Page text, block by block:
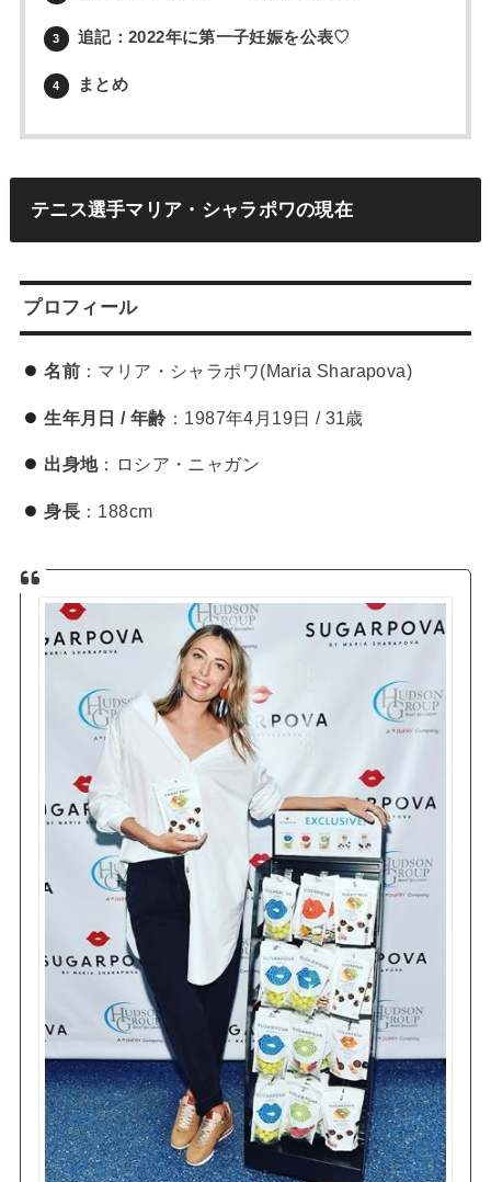
3 追記：2022年に第一子妊娠を公表♡
4 まとめ
テニス選手マリア・シャラポワの現在
プロフィール
名前：マリア・シャラポワ(Maria Sharapova)
生年月日 / 年齢 ：1987年4月19日 / 31歳
出身地：ロシア・ニャガン
身長：188cm